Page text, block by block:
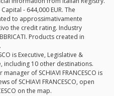
- 644,000 EUR. The
to approssimativamente
the credit rating. Industry
Products created in
is Executive, Legislative &
including 10 other destinations.
of SCHIAVI FRANCESCO is
of SCHIAVI FRANCESCO, open
on the map.